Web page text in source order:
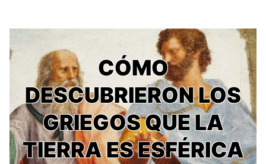
CÓMO
DESCUBRIERON LOS
GRIEGOS QUE LA
TIERRA ES ESFÉRICA